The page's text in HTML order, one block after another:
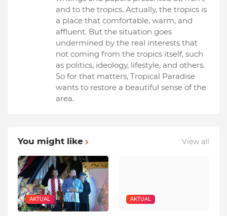
and to the tropics. Actually, the tropics is
a place that comfortable, warm, and
affluent. But the situation goes
undermined by the real interests that
not coming from the tropics itself, such
as politics, ideology, lifestyle, and others.
So for that matters, Tropical Paradise
wants to restore a beautiful sense of the
area.
You might like View all
AKTUAL AKTUAL